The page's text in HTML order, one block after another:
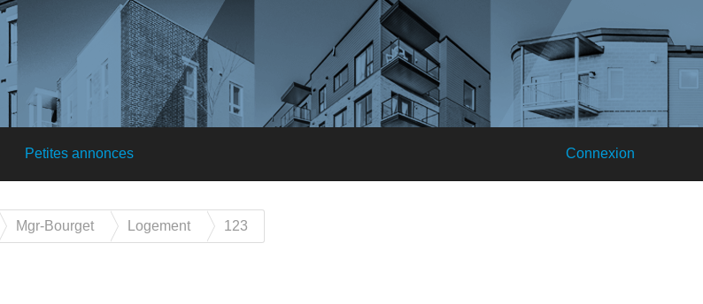
Petites annonces Connexion
Mgr-Bourget Logement 123